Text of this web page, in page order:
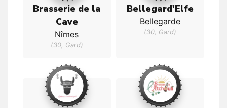
Brasserie de la
Cave
Nîmes
(30, Gard)
Bellegard'Elfe
Bellegarde
(30, Gard)